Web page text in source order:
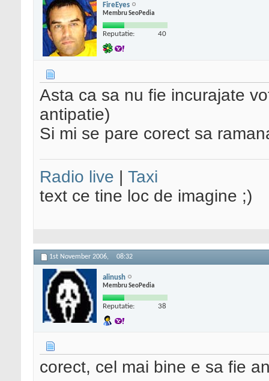
FireEyes
Membru SeoPedia
Reputatie: 40
Asta ca sa nu fie incurajate
antipatie)
Si mi se pare corect sa
Radio live
Taxi
text ce tine loc de imagine ;)
1st November 2006, 08:32
alinush
Membru SeoPedia
Reputatie: 38
corect, cel mai bine e sa fie